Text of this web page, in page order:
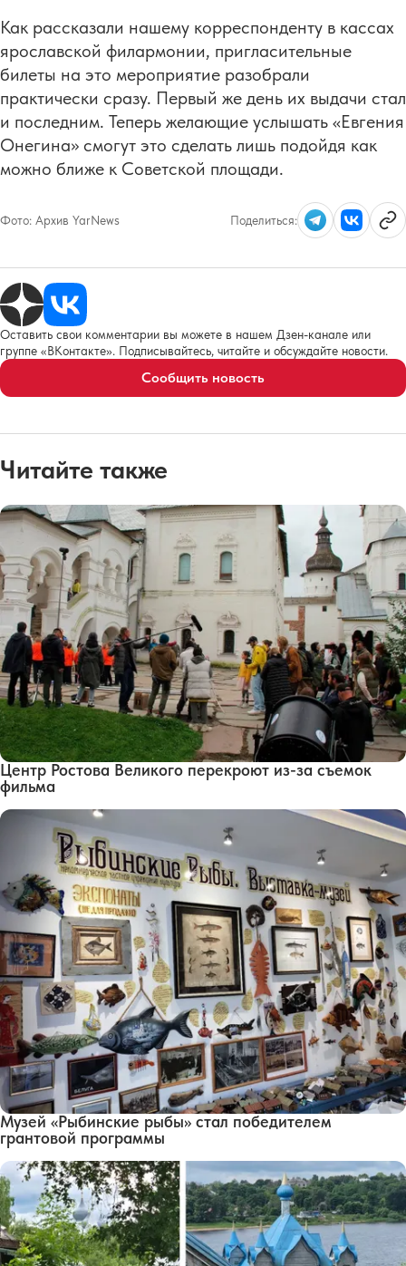
Как рассказали нашему корреспонденту в кассах
ярославской филармонии, пригласительные
билеты на это мероприятие разобрали
практически сразу. Первый же день их выдачи стал
и последним. Теперь желающие услышать «Евгения
Онегина» смогут это сделать лишь подойдя как
можно ближе к Советской площади.
Фото: Архив YarNews Поделиться:
Оставить свои комментарии вы можете в нашем Дзен-канале или
группе «ВКонтакте». Подписывайтесь, читайте и обсуждайте новости.
Сообщить новость
Читайте также
Центр Ростова Великого перекроют из-за съемок
фильма
Музей «Рыбинские рыбы» стал победителем
грантовой программы